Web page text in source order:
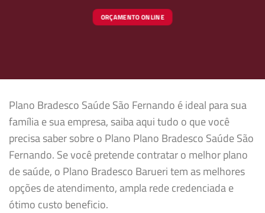
ORÇAMENTO ONLINE
Plano Bradesco Saúde São Fernando é ideal para sua
família e sua empresa, saiba aqui tudo o que você
precisa saber sobre o Plano Plano Bradesco Saúde São
Fernando. Se você pretende contratar o melhor plano
de saúde, o Plano Bradesco Barueri tem as melhores
opções de atendimento, ampla rede credenciada e
ótimo custo beneficio.